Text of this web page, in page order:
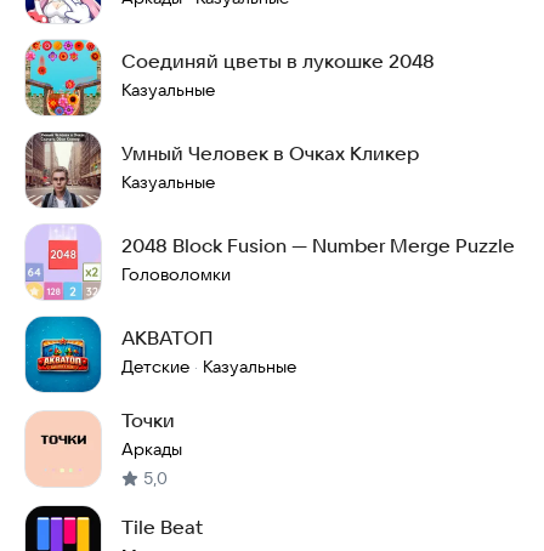
Соединяй цветы в лукошке 2048
Казуальные
Умный Человек в Очках Кликер
Казуальные
2048 Block Fusion — Number Merge Puzzle
Головоломки
АКВАТОП
Детские · Казуальные
Точки
Аркады
5,0
Tile Beat